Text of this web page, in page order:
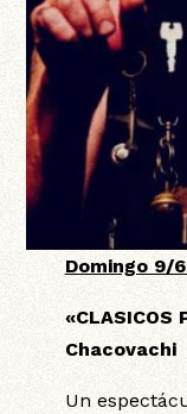
Domingo 9/
«CLASICOS
Chacovachi
Un